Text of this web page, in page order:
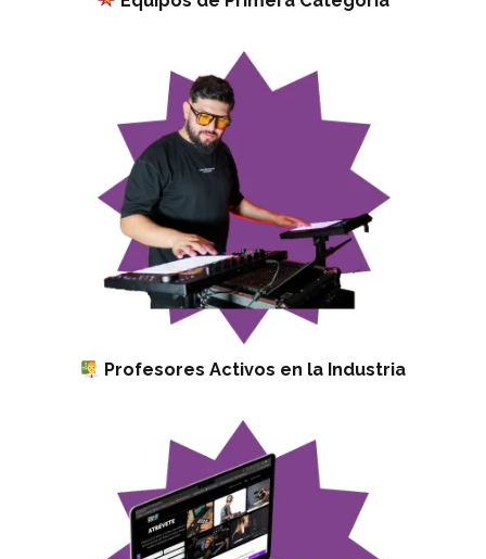
Profesores Activos en la Industria